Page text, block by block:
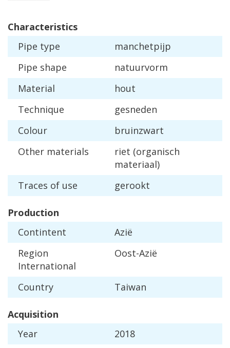
Characteristics
Pipe type
manchetpijp
Pipe shape
natuurvorm
Material
hout
Technique
gesneden
Colour
bruinzwart
Other materials riet (organisch
materiaal)
Traces of use gerookt
Production
Contintent
Azië
Region
International
Oost-Azië
Country Taiwan
Acquisition
Year
2018